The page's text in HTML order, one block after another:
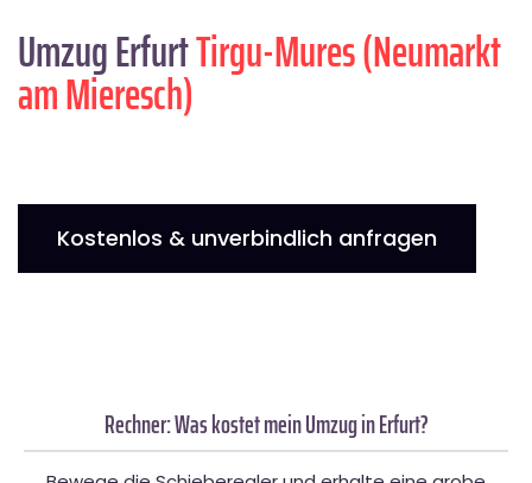
Umzug ErfurtTirgu-Mures (Neumarkt
am Mieresch)
Kostenlos & unverbindlich anfragen
Rechner: Was kostet mein Umzug in Erfurt?